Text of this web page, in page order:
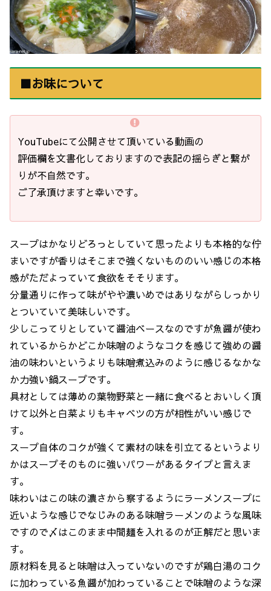
■お味について
YouTubeにて公開させて頂いている動画の
評価欄を文書化しておりますので表記の揺らぎと繋が
りが不自然です。
ご了承頂けますと幸いです。
スープはかなりどろっとしていて思ったよりも本格的な佇
まいですが香りはそこまで強くないもののいい感じの本格
感がただよっていて食欲をそそります。
分量通りに作って味がやや濃いめではありながらしっかり
とついていて美味しいです。
少しこってりとしていて醤油ベースなのですが魚醤が使わ
れているからかどこか味噌のようなコクを感じて強めの醤
油の味わいというよりも味噌煮込みのように感じるなかな
か力強い鍋スープです。
具材としては薄めの葉物野菜と一緒に食べるとおいしく頂
けて以外と白菜よりもキャベツの方が相性がいい感じで
す。
スープ自体のコクが強くて素材の味を引立てるというより
かはスープそのものに強いパワーがあるタイプと言えま
す。
味わいはこの味の濃さから察するようにラーメンスープに
近いような感じでなじみのある味噌ラーメンのような風味
ですので〆はこのまま中間麺を入れるのが正解だと思いま
す。
原材料を見ると味噌は入っていないのですが鶏白湯のコク
に加わっている魚醤が加わっていることで味噌のような深